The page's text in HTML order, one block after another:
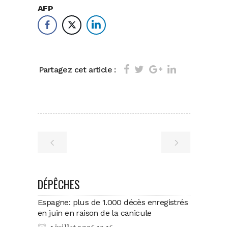
AFP
Partagez cet article :
DÉPÊCHES
Espagne: plus de 1.000 décès enregistrés
en juin en raison de la canicule